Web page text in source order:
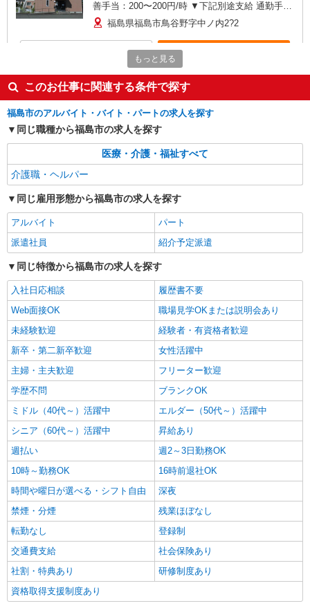
善手当：200〜200円/時 ▼下記別途支給 通勤手当
年末年始手当：380円/時 寸志あり：年2回（6月・
12月） ※業績による ※処遇改善手当は試用期間
中(3ヶ月)は支給なし
福島県福島市鳥谷野字中ノ内2?2
パート
あったかいごとやのグループホームそよ風：RO15060
グループホーム 夜勤専従介護職
【時給】1,253円〜1,420円 ▼給与詳細 処遇改
善手当：220円/時 夜勤手当:6,000円/回 ▼下記別途
支給 通勤手当 年末年始手当：380円/時 寸志あ
善手当は試用期間中(3ヶ月)は支給なし
福島県福島市鳥谷野字中ノ内2?2
キープ
契約社員
あったかいごとやのグループホームそよ風：RO15057
グループホーム 介護スタッフ
【月給】243,596円〜255,920円 ▼給与詳細 処
遇改善手当：35,920円 夜勤手当：30,000円（5回
分） ※6回目以降は1回6,000円支給 ▼下記別途支
給 通勤手当 年末年始手当：380円/時 寸志あり：
年2回（6月・12月） ※業績による 特別報酬：平
均26.6万円（最高額109万円） ※2025年6月支給実
績 ※処遇改善手当は試用期間中(3ヶ月)は支給なし
福島県福島市鳥谷野字中ノ内2?2
詳細を見る
パート
あったかいご方木田グループホームそよ風：RO29499
グループホーム 夜勤専従介護職
【時給】1,253円〜1,420円 ▼給与詳細 処遇改
善手当：220円/時 夜勤手当:6,000円/回 ▼下記別途
支給 通勤手当 年末年始手当：380円/時 寸志あ
り：年2回（6月・12月） ※業績による ※処遇改
善手当は試用期間中(3ヶ月)は支給なし
福島県福島市方木田字北白家15-1
詳細を見る
派遣社員
株式会社kotrio /●SD-H-1993413
福島市⇒需要のある福祉業界で介護デビュー＊
時給1350円〜2062円 ＜日払い有/週払い有/交
通費全支給(ガソリン代含む)＞
もっと見る
このお仕事に関連する条件で探す
福島市のアルバイト・バイト・パートの求人を探す
同じ職種から福島市の求人を探す
医療・介護・福祉すべて
介護職・ヘルパー
同じ雇用形態から福島市の求人を探す
アルバイト
パート
派遣社員
紹介予定派遣
同じ特徴から福島市の求人を探す
入社日応相談
履歴書不要
Web面接OK
職場見学OKまたは説明会あり
未経験歓迎
経験者・有資格者歓迎
新卒・第二新卒歓迎
女性活躍中
主婦・主夫歓迎
フリーター歓迎
学歴不問
ブランクOK
ミドル（40代～）活躍中
エルダー（50代～）活躍中
シニア（60代～）活躍中
昇給あり
週払い
週2～3日勤務OK
10時～勤務OK
16時前退社OK
時間や曜日が選べる・シフト自由
深夜
禁煙・分煙
残業ほぼなし
転勤なし
登録制
交通費支給
社会保険あり
社割・特典あり
研修制度あり
資格取得支援制度あり